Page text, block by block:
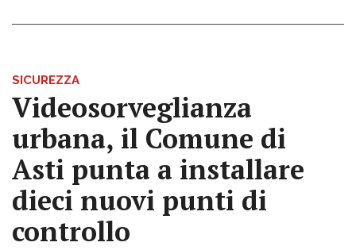
SICUREZZA
Videosorveglianza
urbana, il Comune di
Asti punta a installare
dieci nuovi punti di
controllo